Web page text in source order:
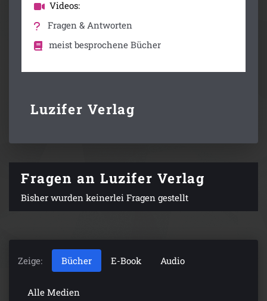
Videos:
Fragen & Antworten
meist besprochene Bücher
Luzifer Verlag
Fragen an Luzifer Verlag
Bisher wurden keinerlei Fragen gestellt
Zeige: Bücher E-Book Audio
Alle Medien